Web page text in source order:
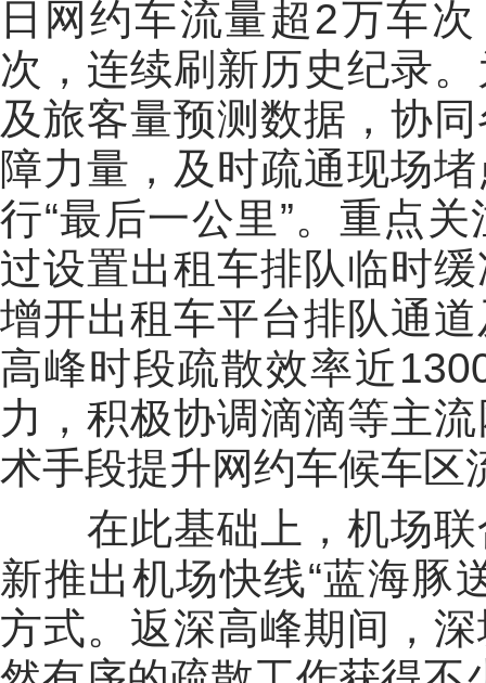
日网约车流量超2万车
次，连续刷新历史纪录
及旅客量预测数据，协
障力量，及时疏通现场
行“最后一公里”。重点
过设置出租车排队临时
增开出租车平台排队通
高峰时段疏散效率近
力，积极协调滴滴等主
术手段提升网约车候车区
在此基础上，机场联
新推出机场快线“蓝海豚
方式。返深高峰期间，